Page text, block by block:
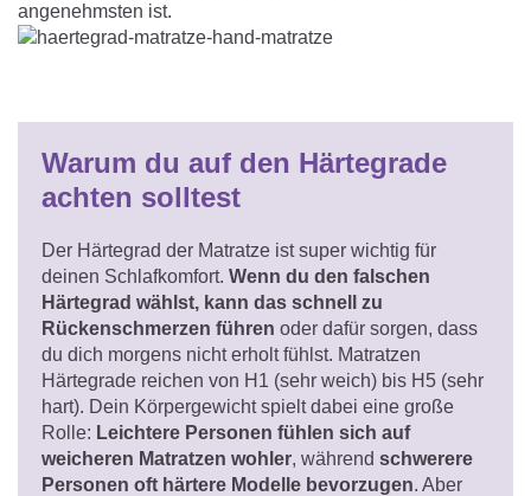
angenehmsten ist.
Warum du auf den Härtegrade
achten solltest
Der Härtegrad der Matratze ist super wichtig für
deinen Schlafkomfort. Wenn du den falschen
Härtegrad wählst, kann das schnell zu
Rückenschmerzen führen oder dafür sorgen, dass
du dich morgens nicht erholt fühlst. Matratzen
Härtegrade reichen von H1 (sehr weich) bis H5 (sehr
hart). Dein Körpergewicht spielt dabei eine große
Rolle: Leichtere Personen fühlen sich auf
weicheren Matratzen wohler, während schwerere
Personen oft härtere Modelle bevorzugen. Aber